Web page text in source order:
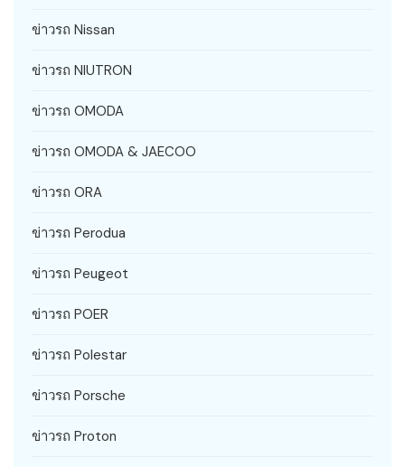
ข่าวรถ Nissan
ข่าวรถ NIUTRON
ข่าวรถ OMODA
ข่าวรถ OMODA & JAECOO
ข่าวรถ ORA
ข่าวรถ Perodua
ข่าวรถ Peugeot
ข่าวรถ POER
ข่าวรถ Polestar
ข่าวรถ Porsche
ข่าวรถ Proton